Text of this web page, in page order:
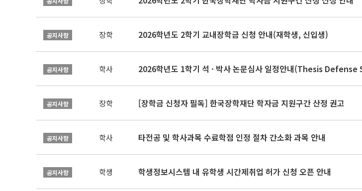
공지사항 장학 2026학년도 2학기 교내장학금 신청 안내(재학생, 신입생)
공지사항 학사 2026학년도 1학기 석 · 박사 논문심사 일정안내(Thesis
공지사항 장학 [장학금 신청자 필독] 한국장학재단 학자금 지원구간 산정 권고
공지사항 학사 타전공 및 학사과목 수료학점 인정 절차 간소화 과목 안내
공지사항 학생 학생정보시스템 내 유학생 시간제취업 허가 신청 오픈 안내